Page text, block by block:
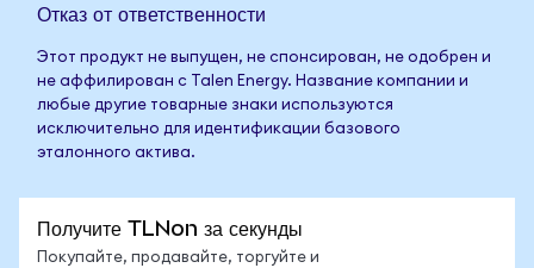
Отказ от ответственности
Этот продукт не выпущен, не спонсирован, не одобрен и
не аффилирован с Talen Energy. Название компании и
любые другие товарные знаки используются
исключительно для идентификации базового
эталонного актива.
Получите TLNon за секунды
Покупайте, продавайте, торгуйте и